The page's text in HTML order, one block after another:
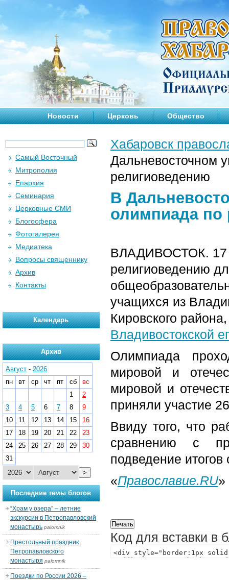
Новости Церковь Общество
Хабаровск
Дальневосточном
религиоведению
В
олимпиада по
ВЛАДИВОСТОК. 17
религиоведению
учащихся из
Кировского
Владивостокской
Олимпиада
мировой и
мировой и
приняли участие
Ввиду того, что
сравнению с
подведение
«Православие.RU»
Код для вставки в
Самый Восточный
Митрополия
Епархия
Семинария
Церковные СМИ
Блогосфера
Фотогалерея
Медиатека
Вопросы священнику
Архив
Контакты
Календарь
Архив
Август - 2026
пн
вт ср чт пт сб
вс
1
2
3
4 5 6 7 8
9
10
11 12 13 14 15
16
17
18 19 20 21 22
23
24
25 26 27 28 29
30
31
>
Последние темы блогов
“Храм у озера” – летние
экскурсии в Петропавловский
монастырь palomnik
Престольный праздник
Петропавловского
монастыря palomnik
Поездки по России 2026 –